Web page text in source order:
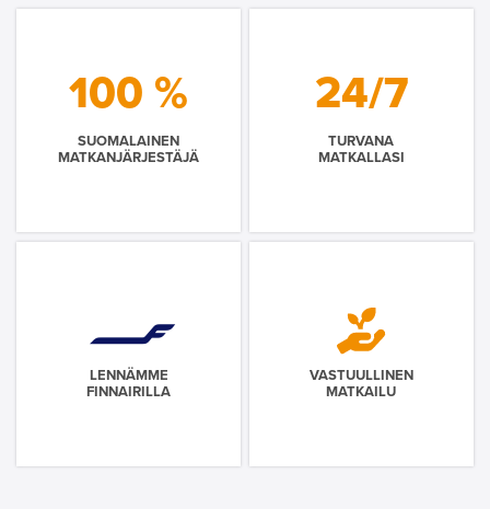
100 %
SUOMALAINEN
MATKANJÄRJESTÄJÄ
24/7
TURVANA
MATKALLASI
LENNÄMME
FINNAIRILLA
VASTUULLINEN
MATKAILU